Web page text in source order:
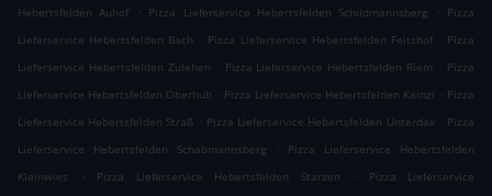
Hebertsfelden Auhof
. Pizza Lieferservice Hebertsfelden Schildmannsberg . Pizza
Lieferservice Hebertsfelden Bach . Pizza Lieferservice Hebertsfelden Feitshof . Pizza
Lieferservice Hebertsfelden Zulehen . Pizza Lieferservice Hebertsfelden Riem . Pizza
Lieferservice Hebertsfelden Oberhub . Pizza Lieferservice Hebertsfelden Kainzl . Pizza
Lieferservice Hebertsfelden Straß . Pizza Lieferservice Hebertsfelden Unterdax . Pizza
Lieferservice Hebertsfelden Schabmannsberg
.
Pizza Lieferservice Hebertsfelden
Kleinwies
. Pizza Lieferservice Hebertsfelden Starzen .
Pizza Lieferservice